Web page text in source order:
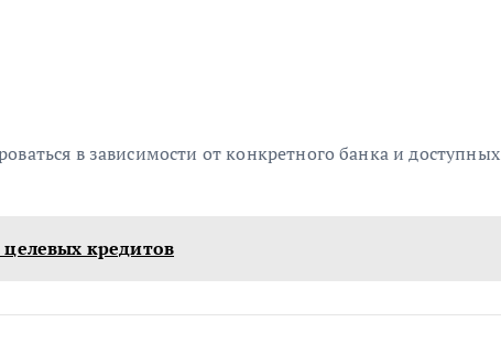
в зависимости от конкретного банка и доступных
кредитов